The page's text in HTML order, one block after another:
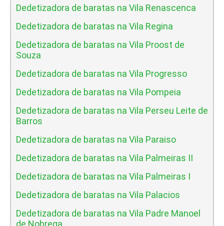
Dedetizadora de baratas na Vila Renascenca
Dedetizadora de baratas na Vila Regina
Dedetizadora de baratas na Vila Proost de
Souza
Dedetizadora de baratas na Vila Progresso
Dedetizadora de baratas na Vila Pompeia
Dedetizadora de baratas na Vila Perseu Leite de
Barros
Dedetizadora de baratas na Vila Paraiso
Dedetizadora de baratas na Vila Palmeiras II
Dedetizadora de baratas na Vila Palmeiras I
Dedetizadora de baratas na Vila Palacios
Dedetizadora de baratas na Vila Padre Manoel